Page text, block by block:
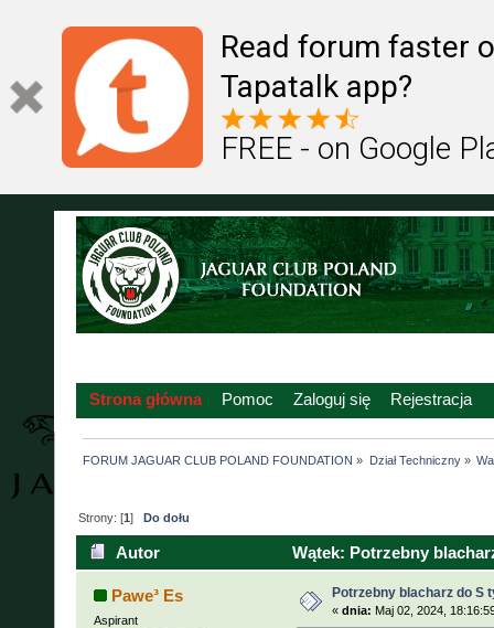
Read forum faster
Tapatalk app?
FREE - on Google
Strona główna Pomoc Zaloguj się Rejestracja
FORUM JAGUAR CLUB POLAND FOUNDATION » Dział Techniczny»
Strony: [1] Do dołu
Autor Wątek: Potrzebny
Pawe³ Es
Aspirant
Potrzebny blacharz do S
« dnia: Maj 02, 2024,